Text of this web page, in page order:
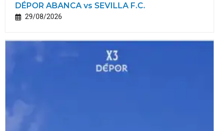
DÉPOR ABANCA vs SEVILLA F.C.
29/08/2026